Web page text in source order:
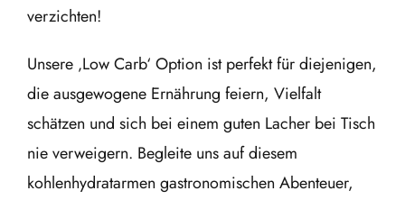
verzichten!
Unsere ‚Low Carb‘ Option ist perfekt für diejenigen,
die ausgewogene Ernährung feiern, Vielfalt
schätzen und sich bei einem guten Lacher bei Tisch
nie verweigern. Begleite uns auf diesem
kohlenhydratarmen gastronomischen Abenteuer,